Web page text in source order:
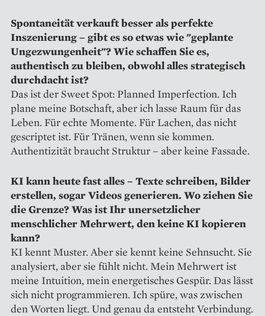
Spontaneität verkauft besser als perfekte
Inszenierung – gibt es so etwas wie "geplante
Ungezwungenheit"? Wie schaffen Sie es,
authentisch zu bleiben, obwohl alles strategisch
durchdacht ist?
Das ist der Sweet Spot: Planned Imperfection. Ich
plane meine Botschaft, aber ich lasse Raum für das
Leben. Für echte Momente. Für Lachen, das nicht
gescriptet ist. Für Tränen, wenn sie kommen.
Authentizität braucht Struktur – aber keine Fassade.
KI kann heute fast alles – Texte schreiben, Bilder
erstellen, sogar Videos generieren. Wo ziehen Sie
die Grenze? Was ist Ihr unersetzlicher
menschlicher Mehrwert, den keine KI kopieren
kann?
KI kennt Muster. Aber sie kennt keine Sehnsucht. Sie
analysiert, aber sie fühlt nicht. Mein Mehrwert ist
meine Intuition, mein energetisches Gespür. Das lässt
sich nicht programmieren. Ich spüre, was zwischen
den Worten liegt. Und genau da entsteht Verbindung.